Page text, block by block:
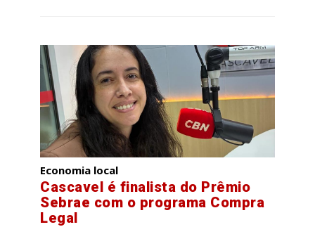
Economia local
Cascavel é finalista do Prêmio
Sebrae com o programa Compra
Legal